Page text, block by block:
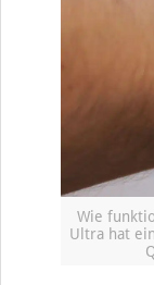
Wie
Ultra hat